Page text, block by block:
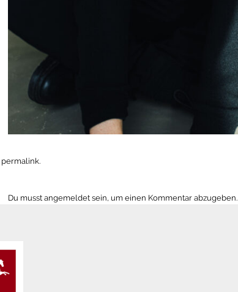
permalink.
Du musst angemeldet sein, um einen Kommentar abzugeben.